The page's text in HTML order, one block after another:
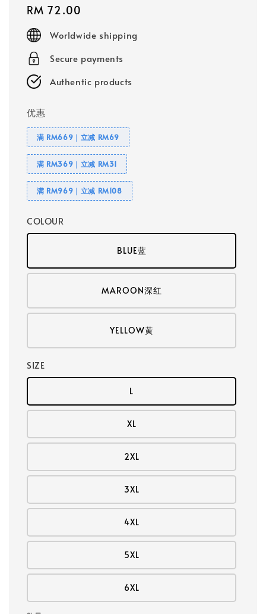
Regular
price
RM 72.00
Worldwide shipping
Secure payments
Authentic products
优惠
满 RM669｜立减 RM69
满 RM369｜立减 RM31
满 RM969｜立减 RM108
COLOUR
BLUE蓝
MAROON深红
YELLOW黄
SIZE
L
XL
2XL
3XL
4XL
5XL
6XL